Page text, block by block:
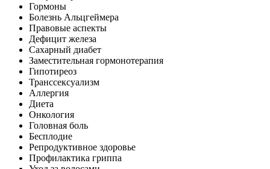
Гормоны
Болезнь Альцгеймера
Правовые аспекты
Дефицит железа
Сахарный диабет
Заместительная гормонотерапия
Гипотиреоз
Транссексуализм
Аллергия
Диета
Онкология
Головная боль
Бесплодие
Репродуктивное здоровье
Профилактика гриппа